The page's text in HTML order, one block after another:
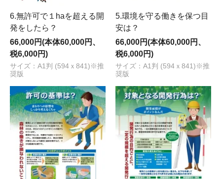
6.無許可で１haを超える開
発をしたら？
66,000円(本体60,000円、
税6,000円)
サイズ：A1判 (594ｘ841)※推
奨版
5.環境を守る働きを保つ目
安は？
66,000円(本体60,000円、
税6,000円)
サイズ：A1判 (594ｘ841)※推
奨版